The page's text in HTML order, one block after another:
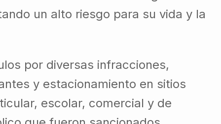
un alto riesgo para su vida y la
por diversas infracciones,
y estacionamiento en sitios
escolar, comercial y de